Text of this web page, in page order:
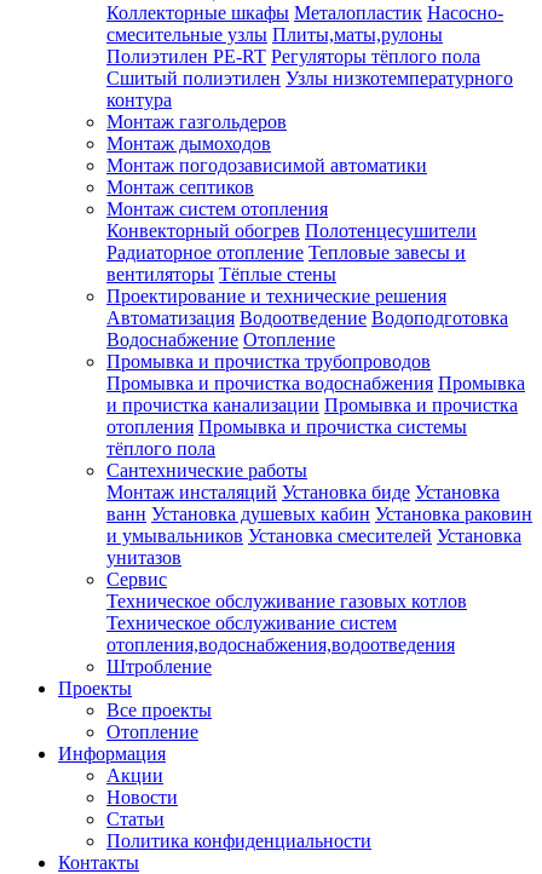
Коллекторные шкафы Металопластик Насосно-
смесительные узлы Плиты,маты,рулоны
Полиэтилен PE-RT Регуляторы тёплого пола
Сшитый полиэтилен Узлы низкотемпературного
контура
Монтаж газгольдеров
Монтаж дымоходов
Монтаж погодозависимой автоматики
Монтаж септиков
Монтаж систем отопления
Конвекторный обогрев Полотенцесушители
Радиаторное отопление Тепловые завесы и
вентиляторы Тёплые стены
Проектирование и технические решения
Автоматизация Водоотведение Водоподготовка
Водоснабжение Отопление
Промывка и прочистка трубопроводов
Промывка и прочистка водоснабжения Промывка
и прочистка канализации Промывка и прочистка
отопления Промывка и прочистка системы
тёплого пола
Сантехнические работы
Монтаж инсталяций Установка биде Установка
ванн Установка душевых кабин Установка раковин
и умывальников Установка смесителей Установка
унитазов
Сервис
Техническое обслуживание газовых котлов
Техническое обслуживание систем
отопления,водоснабжения,водоотведения
Штробление
Проекты
Все проекты
Отопление
Информация
Акции
Новости
Статьи
Политика конфиденциальности
Контакты